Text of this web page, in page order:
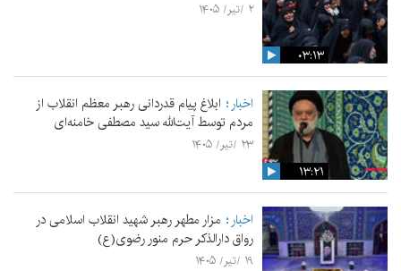
۰۳:۱۳
۲ /تیر/ ۱۴۰۵
۱۳:۲۱
اخبار ابلاغ پیام قدردانی رهبر معظم انقلاب از
مردم توسط آیت‌الله سید مصطفی خامنه‌ای
۲۳ /تیر/ ۱۴۰۵
اخبار مزار مطهر رهبر شهید انقلاب اسلامی در
رواق دارالذکر حرم منور رضوی(ع)
۱۹ /تیر/ ۱۴۰۵